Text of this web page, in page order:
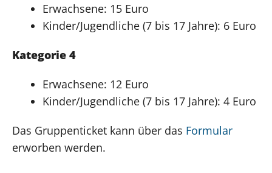
Erwachsene: 15 Euro
Kinder/Jugendliche (7 bis 17 Jahre): 6 Euro
Kategorie 4
Erwachsene: 12 Euro
Kinder/Jugendliche (7 bis 17 Jahre): 4 Euro
Das Gruppenticket kann über das Formular
erworben werden.